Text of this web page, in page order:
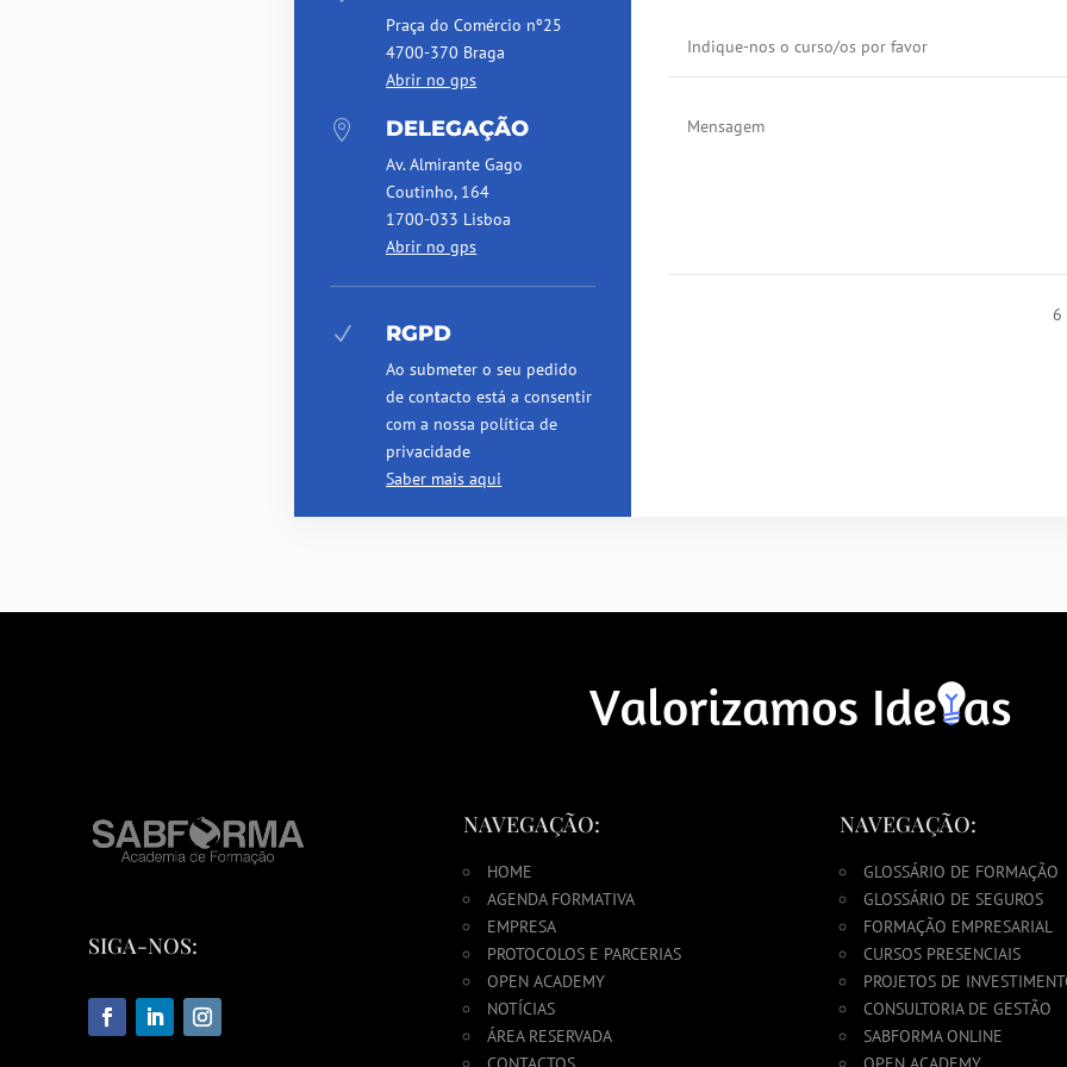
Praça do Comércio nº25
4700-370 Braga
Abrir no gps
 DELEGAÇÃO
Av. Almirante Gago
Coutinho, 164
1700-033 Lisboa
Abrir no gps
N RGPD
Ao submeter o seu pedido
de contacto está a consentir
com a nossa política de
privacidade
Saber mais aqui
6
SIGA-NOS:
NAVEGAÇÃO:
HOME
AGENDA FORMATIVA
EMPRESA
PROTOCOLOS E PARCERIAS
OPEN ACADEMY
NOTÍCIAS
ÁREA RESERVADA
NAVEGAÇÃO:
GLOSSÁRIO DE FORMAÇÃO
GLOSSÁRIO DE SEGUROS
FORMAÇÃO EMPRESARIAL
CURSOS PRESENCIAIS
PROJETOS DE
CONSULTORIA DE GESTÃO
SABFORMA ONLINE